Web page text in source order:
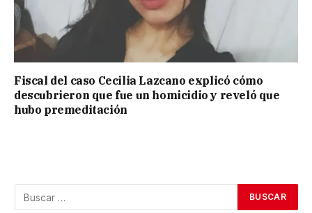
Fiscal del caso Cecilia Lazcano explicó cómo
descubrieron que fue un homicidio y reveló que
hubo premeditación